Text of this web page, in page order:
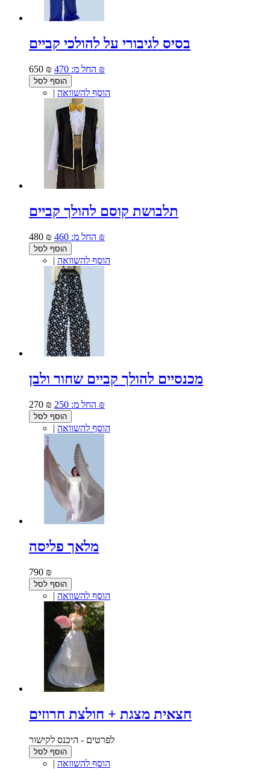
בסיס לגיבורי על להולכי קביים
650 ₪ החל מ: 470 ₪
הוסף לסל
| הוסף להשוואה
תלבושת קוסם להולך קביים
480 ₪ החל מ: 460 ₪
הוסף לסל
| הוסף להשוואה
מכנסיים להולך קביים שחור ולבן
270 ₪ החל מ: 250 ₪
הוסף לסל
| הוסף להשוואה
מלאך פליסה
790 ₪
הוסף לסל
| הוסף להשוואה
חצאית מצגת + חולצת חרוזים
לפרטים - היכנס לקישור
הוסף לסל
| הוסף להשוואה